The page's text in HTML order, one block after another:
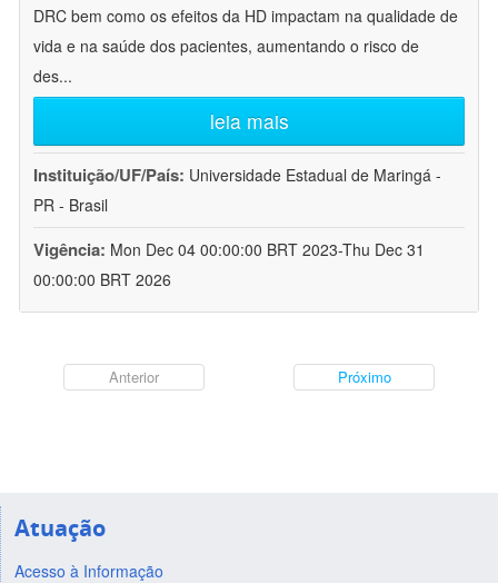
DRC bem como os efeitos da HD impactam na qualidade de
vida e na saúde dos pacientes, aumentando o risco de
des...
leia mais
Instituição/UF/País: Universidade Estadual de Maringá -
PR - Brasil
Vigência: Mon Dec 04 00:00:00 BRT 2023-Thu Dec 31
00:00:00 BRT 2026
Anterior Próximo
Atuação
Acesso à Informação